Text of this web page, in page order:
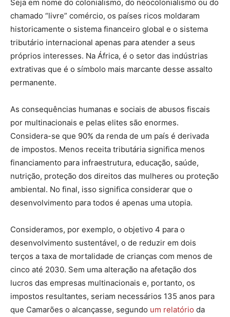
Seja em nome do colonialismo, do neocolonialismo ou do
chamado “livre” comércio, os países ricos moldaram
historicamente o sistema financeiro global e o sistema
tributário internacional apenas para atender a seus
próprios interesses. Na África, é o setor das indústrias
extrativas que é o símbolo mais marcante desse assalto
permanente.
As consequências humanas e sociais de abusos fiscais
por multinacionais e pelas elites são enormes.
Considera-se que 90% da renda de um país é derivada
de impostos. Menos receita tributária significa menos
financiamento para infraestrutura, educação, saúde,
nutrição, proteção dos direitos das mulheres ou proteção
ambiental. No final, isso significa considerar que o
desenvolvimento para todos é apenas uma utopia.
Consideramos, por exemplo, o objetivo 4 para o
desenvolvimento sustentável, o de reduzir em dois
terços a taxa de mortalidade de crianças com menos de
cinco até 2030. Sem uma alteração na afetação dos
lucros das empresas multinacionais e, portanto, os
impostos resultantes, seriam necessários 135 anos para
que Camarões o alcançasse, segundo um relatório da